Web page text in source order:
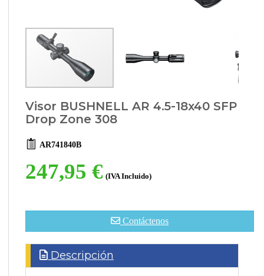
Visor BUSHNELL AR 4.5-18x40 SFP
Drop Zone 308
AR741840B
247,95 € (IVA Incluido)
Contáctenos
Descripción